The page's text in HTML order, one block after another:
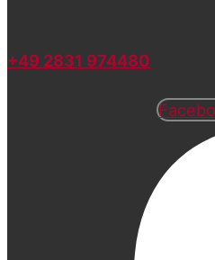
+49 2831 974480